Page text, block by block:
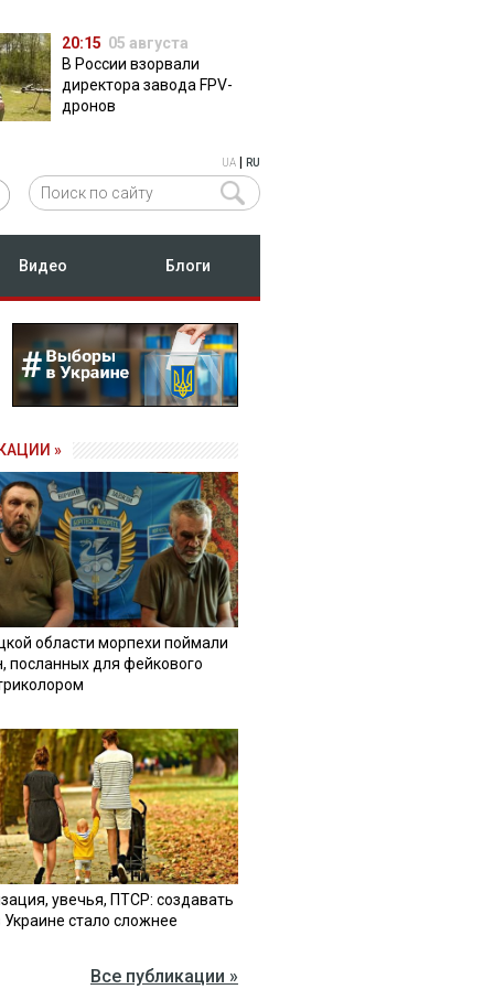
20:15 05 августа
В России взорвали
директора завода FPV-
дронов
UA RU
Видео Блоги
»
области морпехи поймали
посланных для фейкового
увечья, ПТСР: создавать
Украине стало сложнее
Все публикации »